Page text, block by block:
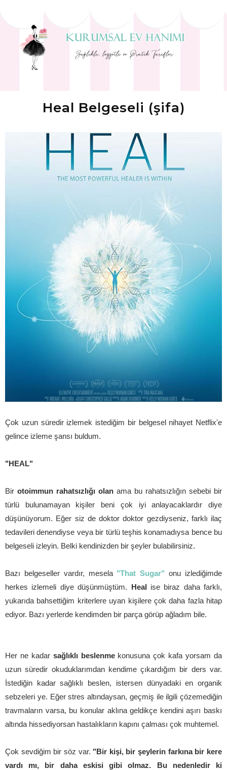
Heal Belgeseli (şifa)
Çok uzun süredir izlemek istediğim bir belgesel nihayet Netflix'e
gelince izleme şansı buldum.
"HEAL"
Bir otoimmun rahatsızlığı olan ama bu rahatsızlığın sebebi bir
türlü bulunamayan kişiler beni çok iyi anlayacaklardır diye
düşünüyorum. Eğer siz de doktor doktor gezdiyseniz, farklı ilaç
tedavileri denendiyse veya bir türlü teşhis konamadıysa bence bu
belgeseli izleyin. Belki kendinizden bir şeyler bulabilirsiniz.
Bazı belgeseller vardır, mesela "That Sugar" onu izlediğimde
herkes izlemeli diye düşünmüştüm. Heal ise biraz daha farklı,
yukarıda bahsettiğim kriterlere uyan kişilere çok daha fazla hitap
ediyor. Bazı yerlerde kendimden bir parça görüp ağladım bile.
Her ne kadar sağlıklı beslenme konusuna çok kafa yorsam da
uzun süredir okuduklarımdan kendime çıkardığım bir ders var.
İstediğin kadar sağlıklı beslen, istersen dünyadaki en organik
sebzeleri ye. Eğer stres altındaysan, geçmiş ile ilgili çözemediğin
travmaların varsa, bu konular aklına geldikçe kendini aşırı baskı
altında hissediyorsan hastalıkların kapını çalması çok muhtemel.
Çok sevdiğim bir söz var. "Bir kişi, bir şeylerin farkına bir kere
vardı mı, bir daha eskisi gibi olmaz. Bu nedenledir ki